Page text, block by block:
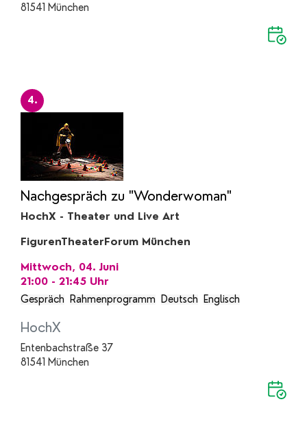
81541 München
4.
Nachgespräch zu "Wonderwoman"
HochX - Theater und Live Art
FigurenTheaterForum München
Mittwoch, 04. Juni
21:00 - 21:45 Uhr
Gespräch
Rahmenprogramm Deutsch Englisch
HochX
Entenbachstraße 37
81541 München